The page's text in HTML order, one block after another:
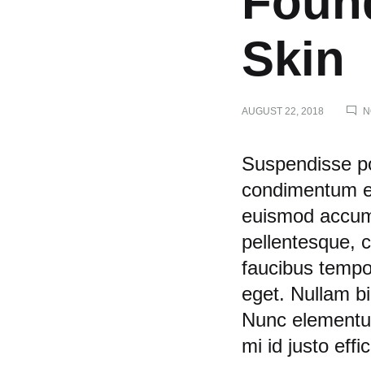
Skin
AUGUST 22, 2018
8
Suspendisse
condimentum
euismod
pellentesque,
faucibus
eget. Nullam
Nunc
mi id justo